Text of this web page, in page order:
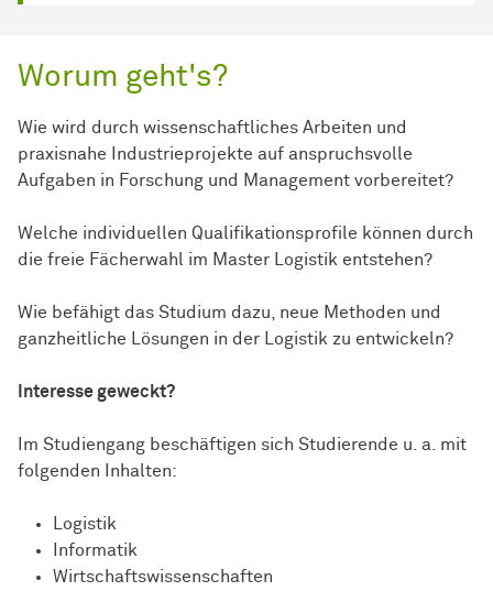
Worum geht's?
Wie wird durch wissenschaftliches Arbeiten und
praxisnahe Industrieprojekte auf anspruchsvolle
Aufgaben in Forschung und Management vorbereitet?
Welche individuellen Qualifikationsprofile können durch
die freie Fächerwahl im Master Logistik entstehen?
Wie befähigt das Studium dazu, neue Methoden und
ganzheitliche Lösungen in der Logistik zu entwickeln?
Interesse geweckt?
Im Studiengang beschäftigen sich Studierende u. a. mit
folgenden Inhalten:
Logistik
Informatik
Wirtschaftswissenschaften